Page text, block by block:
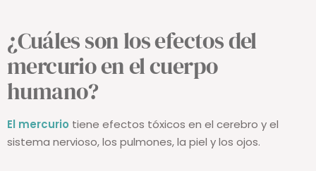
¿Cuáles son los efectos del
mercurio en el cuerpo
humano?
El mercurio tiene efectos tóxicos en el cerebro y el
sistema nervioso, los pulmones, la piel y los ojos.